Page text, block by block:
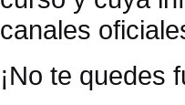
canales
¡No te quedes